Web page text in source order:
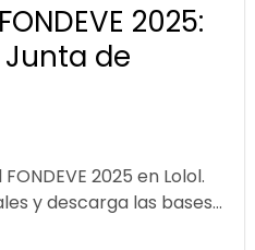
2025:
de
2025 en Lolol.
y descarga las bases...